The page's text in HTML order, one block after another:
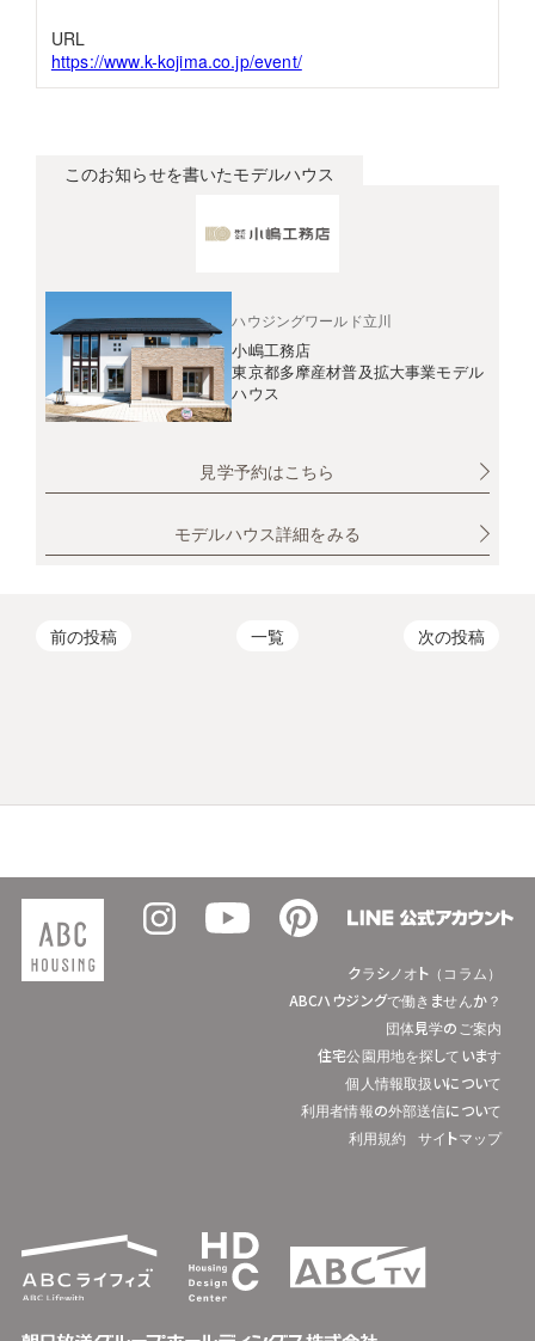
URL
https://www.k-kojima.co.jp/event/
このお知らせを書いたモデルハウス
ハウジングワールド立川
小嶋工務店
東京都多摩産材普及拡大事業モデル
ハウス
見学予約はこちら
モデルハウス詳細をみる
前の投稿 一覧 次の投稿
クラシノオト（コラム）
ABCハウジングで働きませんか？
団体見学のご案内
住宅公園用地を探しています
個人情報取扱いについて
利用者情報の外部送信について
利用規約
サイトマップ